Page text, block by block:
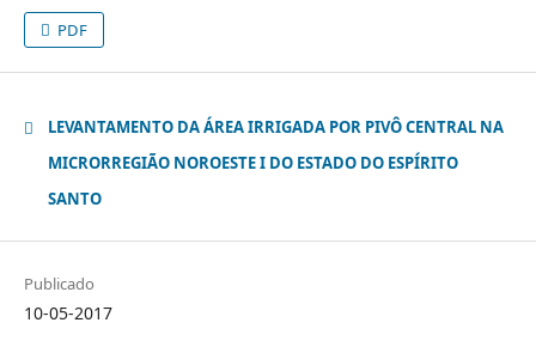
PDF
LEVANTAMENTO DA ÁREA IRRIGADA POR PIVÔ CENTRAL NA
MICRORREGIÃO NOROESTE I DO ESTADO DO ESPÍRITO
SANTO
Publicado
10-05-2017